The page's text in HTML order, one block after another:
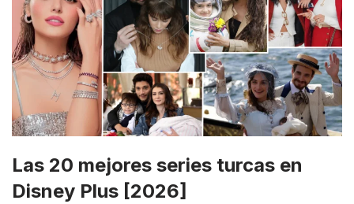
Las 20 mejores series turcas en
Disney Plus [2026]